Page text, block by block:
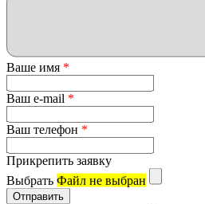
Ваше имя *
Ваш e-mail *
Ваш телефон *
Прикрепить заявку
Выбрать Файл не выбран